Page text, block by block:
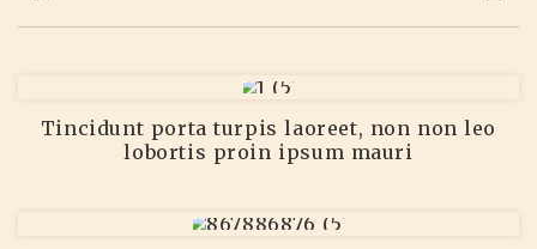
Tincidunt porta turpis laoreet, non non leo
lobortis proin ipsum mauri